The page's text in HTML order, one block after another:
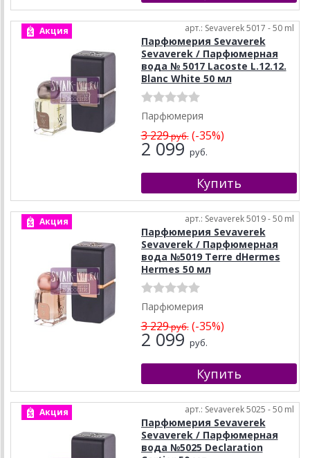
Акция арт.: Sevaverek 5017 - 50 ml
Парфюмерия Sevaverek
Sevaverek / Парфюмерная
вода № 5017 Lacoste L.12.12.
Blanc White 50 мл
Парфюмерия
3 229руб.(-35%)
2 099 руб.
Акция арт.: Sevaverek 5019 - 50 ml
Парфюмерия Sevaverek
Sevaverek / Парфюмерная
вода №5019 Terre dHermes
Hermes 50 мл
Парфюмерия
3 229руб.(-35%)
2 099 руб.
Акция арт.: Sevaverek 5025 - 50 ml
Парфюмерия Sevaverek
Sevaverek / Парфюмерная
вода №5025 Declaration